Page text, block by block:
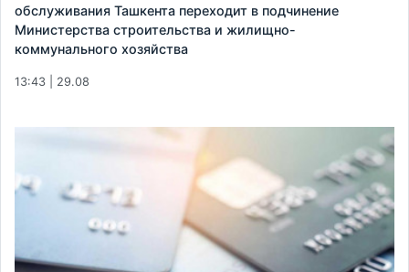
обслуживания Ташкента переходит в подчинение
Министерства строительства и жилищно-
коммунального хозяйства
13:43 | 29.08